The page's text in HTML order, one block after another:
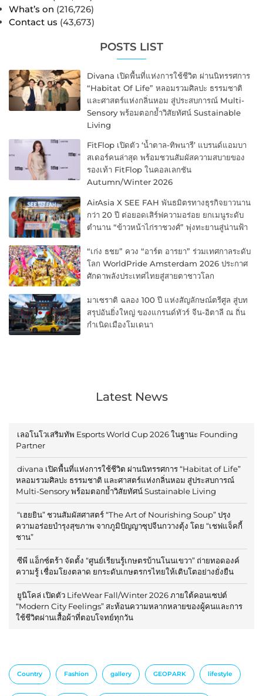
What’s on (216,726)
Contact us (43,673)
POSTS LIST
Divana เปิดพื้นที่แห่งการใช้ชีวิต ผ่านนิทรรศการ
“Habitat Of Life” หลอมรวมศิลปะ ธรรมชาติ
และศาสตร์แห่งกลิ่นหอม สู่ประสบการณ์ Multi-
Sensory พร้อมตอกย้ำวิสัยทัศน์ Sustainable
Living
FitFlop เปิดตัว ‘น้ำตาล-ทิพนารี’ แบรนด์แอมบา
สเดอร์คนล่าสุด พร้อมชวนสัมผัสความสบายของ
รองเท้า FitFlop ในคอลเลกชัน
Autumn/Winter 2026
AirAsia X SEE FAH พันธมิตรทางธุรกิจยาวนาน
กว่า 20 ปี ต่อยอดเสิร์ฟความอร่อย ยกเมนูระดับ
ตำนาน “ข้าวหน้าไก่ราชวงศ์” พุ่งทะยานสู่น่านฟ้า
“เก่ง ธชย” ควง “อาร์ต อารยา” ร่วมเทศกาลระดับ
โลก WorldPride Amsterdam 2026 ประกาศ
ศักดาพลังประเทศไทยสู่สายตาชาวโลก
มาเซราติ ฉลอง 100 ปี แห่งสัญลักษณ์ตรีศูล สู่บท
สรุปอันยิ่งใหญ่ ของแกรนด์ทัวร์ จีน-อิตาลี ณ ถิ่น
กำเนิดเมืองโมเดนา
Latest News
เลอโนโวเสริมทัพ Esports World Cup 2026 ในฐานะ Founding
Partner
divana เปิดพื้นที่แห่งการใช้ชีวิต ผ่านนิทรรศการ “Habitat of Life”
หลอมรวมศิลปะ ธรรมชาติ และศาสตร์แห่งกลิ่นหอม สู่ประสบการณ์
Multi-Sensory พร้อมตอกย้ำวิสัยทัศน์ Sustainable Living
“เฮยยิน” ชวนสัมผัสศาสตร์ “The Art of Nourishing Soup” ปรุง
ความอร่อยบำรุงสุขภาพ จากภูมิปัญญาซุปจีนกวางตุ้ง โดย “เชฟแจ็คกี้
ชาน”
ซีพี แอ็กซ์ตร้า จัดตั้ง “ศูนย์เรียนรู้เกษตรบ้านโนนเขวา” ถ่ายทอดองค์
ความรู้ เชื่อมโยงตลาด ยกระดับเกษตรกรไทยให้เติบโตอย่างยั่งยืน
ยูนิโคล่ เปิดตัว LifeWear Fall/Winter 2026 ภายใต้คอนเซปต์
“Modern City Feelings” สะท้อนความหลากหลายของผู้คนและการ
ใช้ชีวิตผ่านเสื้อผ้าที่ตอบโจทย์ทุกวัน
Country Fashion gallery GEOPARK lifestyle